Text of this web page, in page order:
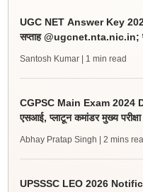
UGC NET Answer Key
सप्ताह @ugcnet.nta.nic.in;
Santosh Kumar | 1 min read
CGPSC Main Exam 2024
एसआई, प्लाटून कमांडर मुख्य परीक्षा
Abhay Pratap Singh | 2 mins
UPSSSC LEO 2026